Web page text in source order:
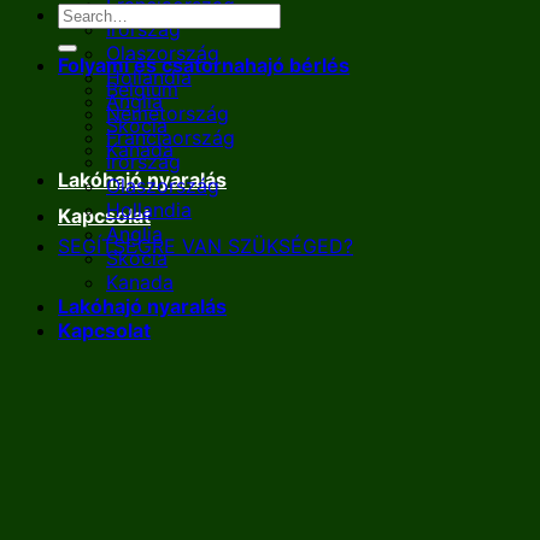
Franciaország
Írország
Olaszország
Hollandia
Anglia
Skócia
Kanada
Lakóhajó nyaralás
Kapcsolat
SEGÍTSÉGRE VAN SZÜKSÉGED?
Folyami és csatornahajó bérlés
Belgium
Németország
Franciaország
Írország
Olaszország
Hollandia
Anglia
Skócia
Kanada
Lakóhajó nyaralás
Kapcsolat